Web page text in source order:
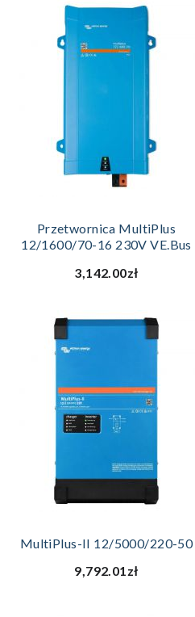
Przetwornica MultiPlus
12/1600/70-16 230V VE.Bus
3,142.00zł
MultiPlus-II 12/5000/220-50
9,792.01zł